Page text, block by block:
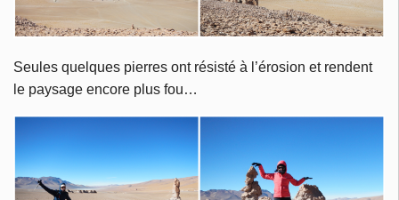
Seules quelques pierres ont résisté à l’érosion et rendent
le paysage encore plus fou…